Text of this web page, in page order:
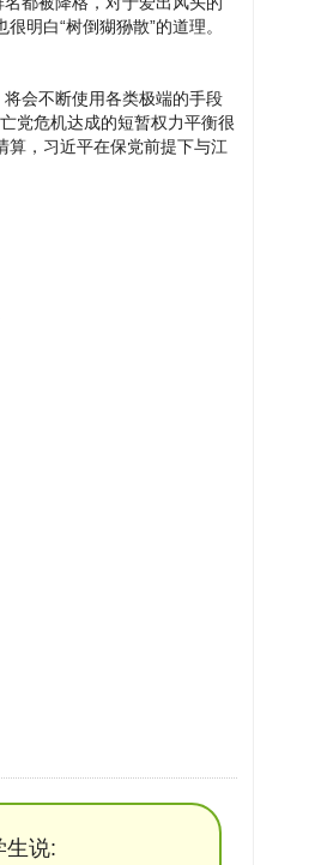
明白“树倒猢狲散”的道理。
会不断使用各类极端的手段
党危机达成的短暂权力平衡很
算，习近平在保党前提下与江
生说: